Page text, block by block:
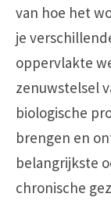
van hoe het
je
oppervlakte
zenuwstelsel
biologische
brengen en
belangrijkste
chronische